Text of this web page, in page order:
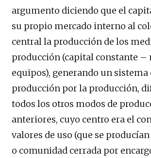
argumento diciendo que el
su propio mercado interno al
central la producción de los
producción (capital constante –
equipos), generando un sistema
producción por la producción,
todos los otros modos de
anteriores, cuyo centro era el
valores de uso (que se
o comunidad cerrada por